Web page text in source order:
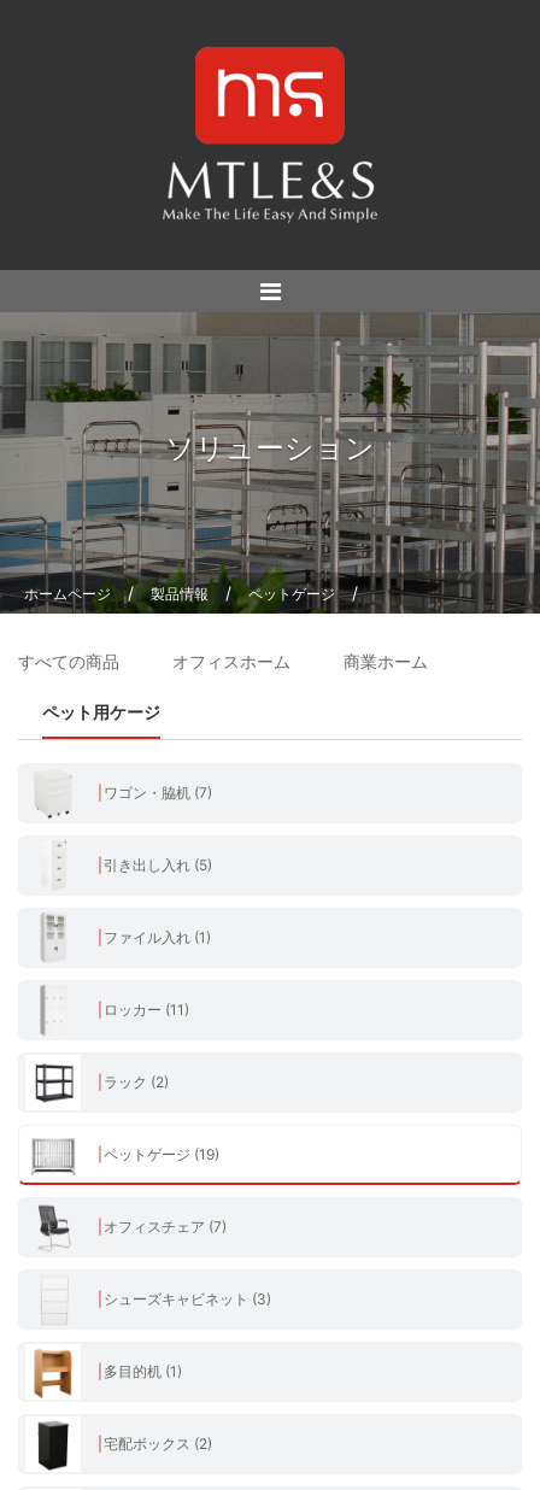
ソリューション
ホームページ / 製品情報 / ペットゲージ /
すべての商品 オフィスホーム 商業ホーム
ペット用ケージ
ワゴン・脇机 (7)
引き出し入れ (5)
ファイル入れ (1)
ロッカー (11)
ラック (2)
ペットゲージ (19)
オフィスチェア (7)
シューズキャビネット (3)
多目的机 (1)
宅配ボックス (2)